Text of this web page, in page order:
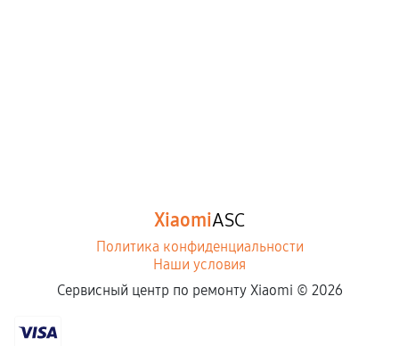
XiaomiASC
Политика конфиденциальности
Наши условия
Сервисный центр по ремонту Xiaomi © 2026